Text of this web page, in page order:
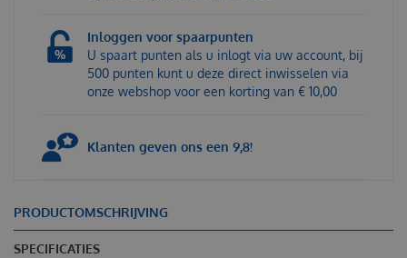
Inloggen voor spaarpunten
U spaart punten als u inlogt via uw account, bij
500 punten kunt u deze direct inwisselen via
onze webshop voor een korting van € 10,00
Klanten geven ons een 9,8!
PRODUCTOMSCHRIJVING
SPECIFICATIES